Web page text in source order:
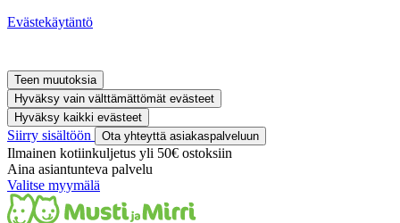
Evästekäytäntö
Teen muutoksia
Hyväksy vain välttämättömät evästeet
Hyväksy kaikki evästeet
Siirry sisältöön Ota yhteyttä asiakaspalveluun
Ilmainen kotiinkuljetus yli 50€ ostoksiin
Aina asiantunteva palvelu
Valitse myymälä